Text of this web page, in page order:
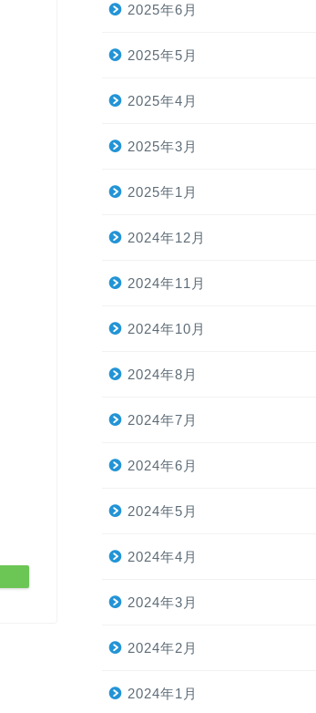
2025年6月
2025年5月
2025年4月
2025年3月
2025年1月
2024年12月
2024年11月
2024年10月
2024年8月
2024年7月
2024年6月
2024年5月
2024年4月
2024年3月
2024年2月
2024年1月